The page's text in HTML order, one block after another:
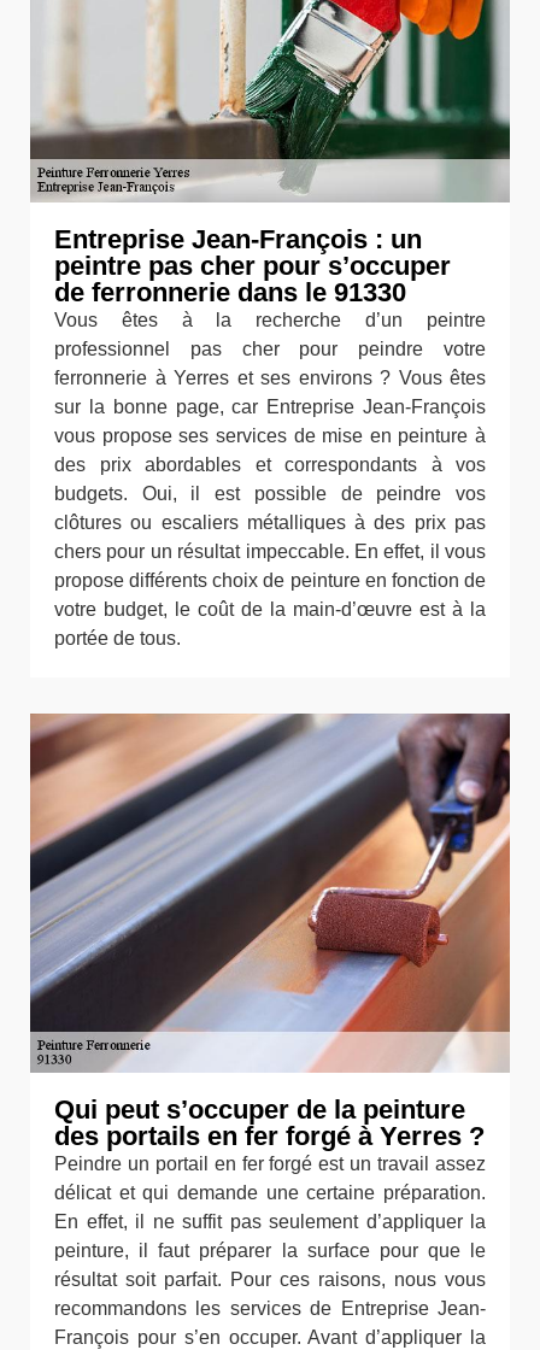
Entreprise Jean-François : un
peintre pas cher pour s’occuper
de ferronnerie dans le 91330
Vous êtes à la recherche d’un peintre
professionnel pas cher pour peindre votre
ferronnerie à Yerres et ses environs ? Vous êtes
sur la bonne page, car Entreprise Jean-François
vous propose ses services de mise en peinture à
des prix abordables et correspondants à vos
budgets. Oui, il est possible de peindre vos
clôtures ou escaliers métalliques à des prix pas
chers pour un résultat impeccable. En effet, il vous
propose différents choix de peinture en fonction de
votre budget, le coût de la main-d’œuvre est à la
portée de tous.
Qui peut s’occuper de la peinture
des portails en fer forgé à Yerres ?
Peindre un portail en fer forgé est un travail assez
délicat et qui demande une certaine préparation.
En effet, il ne suffit pas seulement d’appliquer la
peinture, il faut préparer la surface pour que le
résultat soit parfait. Pour ces raisons, nous vous
recommandons les services de Entreprise Jean-
François pour s’en occuper. Avant d’appliquer la